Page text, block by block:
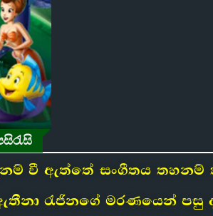
වී ඇත්තේ සංගීතය
රැජිනගේ මරණයෙන්